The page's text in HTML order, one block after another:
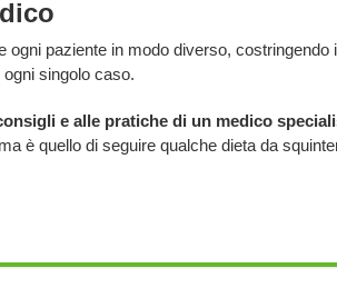
ogni paziente in modo diverso, costringendo
singolo caso.
e alle pratiche di un medico
è quello di seguire qualche dieta da